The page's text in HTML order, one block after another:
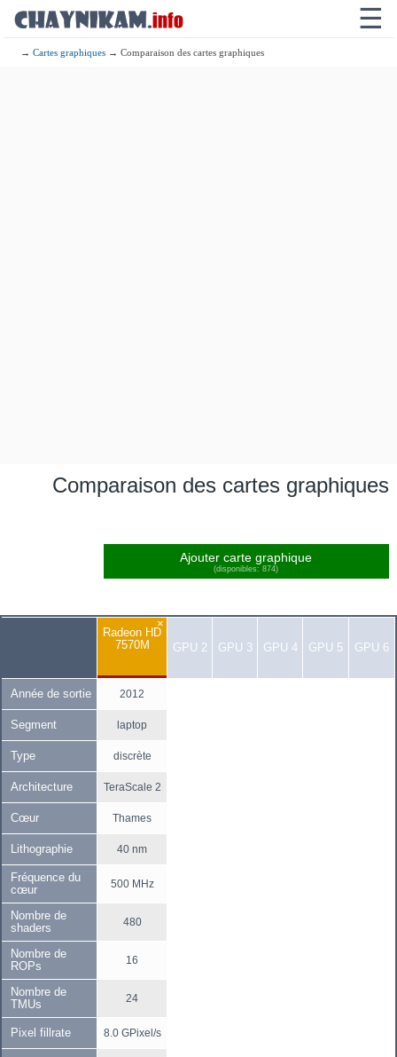
☰
→Cartes graphiques → Comparaison des cartes graphiques
Comparaison des cartes graphiques
Ajouter carte graphique
(disponibles: 874)
×
Radeon HD
7570M
GPU 2 GPU 3 GPU 4 GPU 5 GPU 6
Année de sortie 2012
Segment laptop
Type discrète
Architecture TeraScale 2
Cœur Thames
Lithographie 40 nm
Fréquence du
cœur
500 MHz
Nombre de
shaders
480
Nombre de
ROPs
16
Nombre de
TMUs
24
Pixel fillrate 8.0 GPixel/s